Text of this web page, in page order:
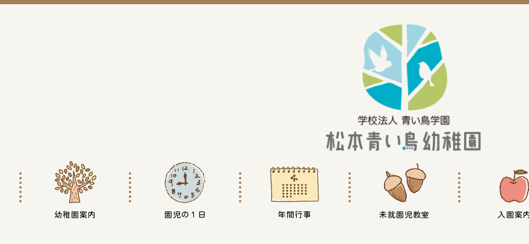
幼稚園案内 園児の１日 年間行事 未就園児教室 入園案